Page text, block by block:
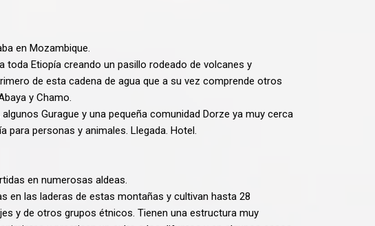
en Mozambique.
Etiopía creando un pasillo rodeado de volcanes y
de esta cadena de agua que a su vez comprende otros
y Chamo.
Gurague y una pequeña comunidad Dorze ya muy cerca
personas y animales. Llegada. Hotel.
en numerosas aldeas.
en las laderas de estas montañas y cultivan hasta 28
y de otros grupos étnicos. Tienen una estructura muy